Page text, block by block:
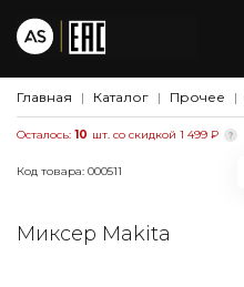
Главная Каталог Прочее
Осталось: 10 шт. со скидкой 1 499 ₽
Код товара: 000511
Миксер Makita